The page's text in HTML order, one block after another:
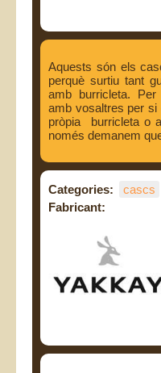
Aquests són els
perquè surtiu tant
amb burricleta.
amb vosaltres per
pròpia burricleta o
només demanem
Categories: cascs
Fabricant: